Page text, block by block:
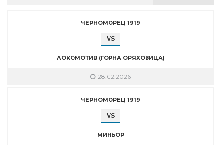
ЧЕРНОМОРЕЦ 1919
VS
ЛОКОМОТИВ (ГОРНА ОРЯХОВИЦА)
28.02.2026
ЧЕРНОМОРЕЦ 1919
VS
МИНЬОР